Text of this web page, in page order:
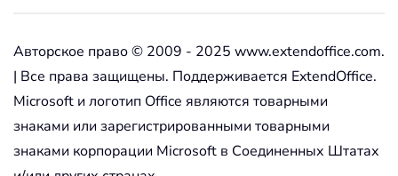
Авторское право © 2009 - 2025 www.extendoffice.com.
| Все права защищены. Поддерживается ExtendOffice.
Microsoft и логотип Office являются товарными
знаками или зарегистрированными товарными
знаками корпорации Microsoft в Соединенных Штатах